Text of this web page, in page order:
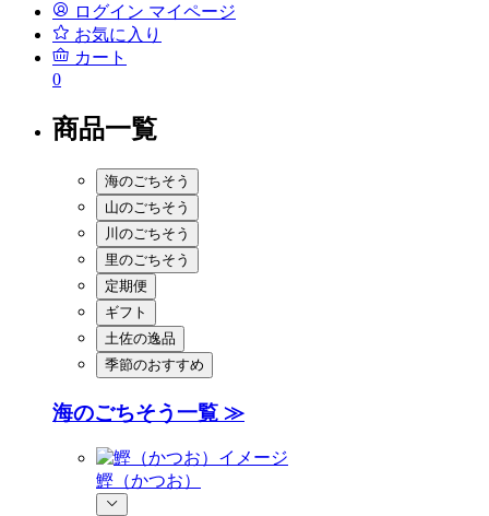
ログイン マイページ
お気に入り
カート
0
商品一覧
海のごちそう
山のごちそう
川のごちそう
里のごちそう
定期便
ギフト
土佐の逸品
季節のおすすめ
海のごちそう一覧 ≫
鰹（かつお）